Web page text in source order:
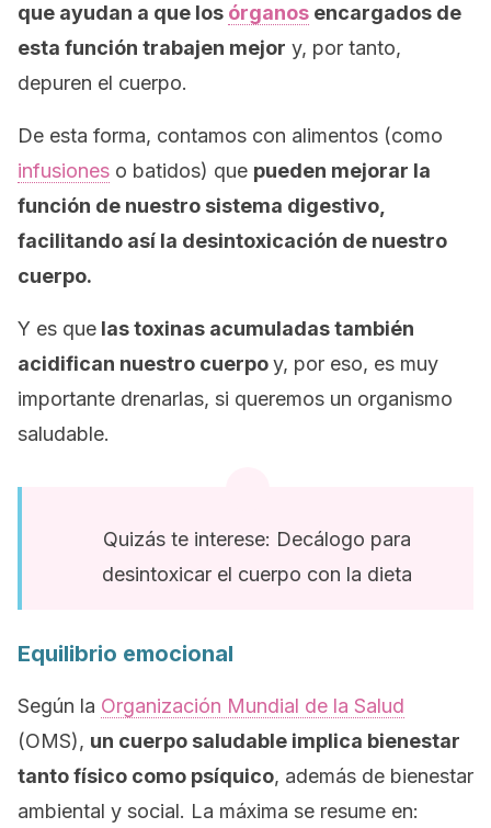
que ayudan a que los órganos encargados de
esta función trabajen mejor y, por tanto,
depuren el cuerpo.
De esta forma, contamos con alimentos (como
infusiones o batidos) que pueden mejorar la
función de nuestro sistema digestivo,
facilitando así la desintoxicación de nuestro
cuerpo.
Y es que las toxinas acumuladas también
acidifican nuestro cuerpoy, por eso, es muy
importante drenarlas, si queremos un organismo
saludable.
Quizás te interese: Decálogo para
desintoxicar el cuerpo con la dieta
Equilibrio emocional
Según la Organización Mundial de la Salud
(OMS), un cuerpo saludable implica bienestar
tanto físico como psíquico, además de bienestar
ambiental y social. La máxima se resume en: